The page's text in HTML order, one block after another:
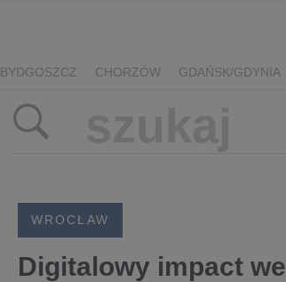
BYDGOSZCZ CHORZÓW GDAŃSK/GDYNIA
WROCŁAW
Digitalowy impact